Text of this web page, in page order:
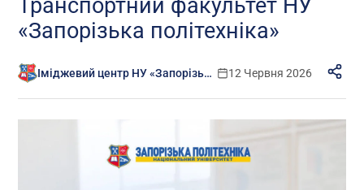
Транспортний факультет НУ
«Запорізька політехніка»
Іміджевий центр НУ «Запорізька політехніка» 12 Червня 2026